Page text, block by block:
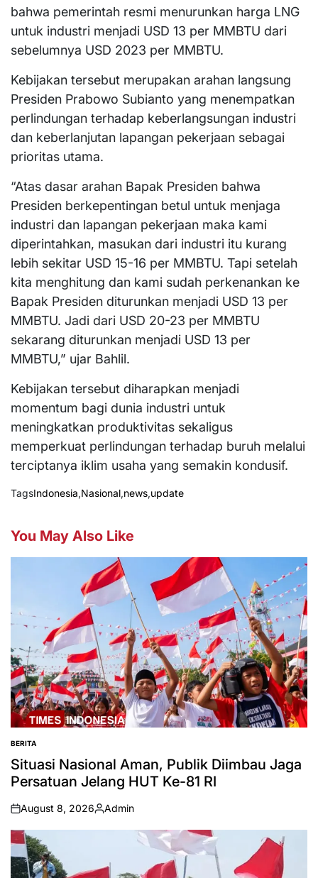
bahwa pemerintah resmi menurunkan harga LNG
untuk industri menjadi USD 13 per MMBTU dari
sebelumnya USD 2023 per MMBTU.
Kebijakan tersebut merupakan arahan langsung
Presiden Prabowo Subianto yang menempatkan
perlindungan terhadap keberlangsungan industri
dan keberlanjutan lapangan pekerjaan sebagai
prioritas utama.
“Atas dasar arahan Bapak Presiden bahwa
Presiden berkepentingan betul untuk menjaga
industri dan lapangan pekerjaan maka kami
diperintahkan, masukan dari industri itu kurang
lebih sekitar USD 15-16 per MMBTU. Tapi setelah
kita menghitung dan kami sudah perkenankan ke
Bapak Presiden diturunkan menjadi USD 13 per
MMBTU. Jadi dari USD 20-23 per MMBTU
sekarang diturunkan menjadi USD 13 per
MMBTU,” ujar Bahlil.
Kebijakan tersebut diharapkan menjadi
momentum bagi dunia industri untuk
meningkatkan produktivitas sekaligus
memperkuat perlindungan terhadap buruh melalui
terciptanya iklim usaha yang semakin kondusif.
TagsIndonesia,Nasional,news,update
You May Also Like
POSTED
IN
BERITA
Situasi Nasional Aman, Publik Diimbau Jaga
Persatuan Jelang HUT Ke-81 RI
on
August 8, 2026
Posted
by
Admin